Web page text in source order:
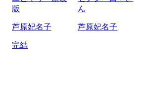
版
芦原妃名子
完結
ん
芦原妃名子